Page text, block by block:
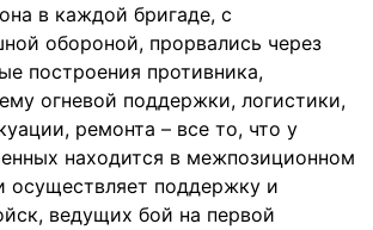
в каждой бригаде, с
обороной, прорвались через
построения противника,
огневой поддержки, логистики,
ремонта – все то, что у
находится в межпозиционном
осуществляет поддержку и
ведущих бой на первой